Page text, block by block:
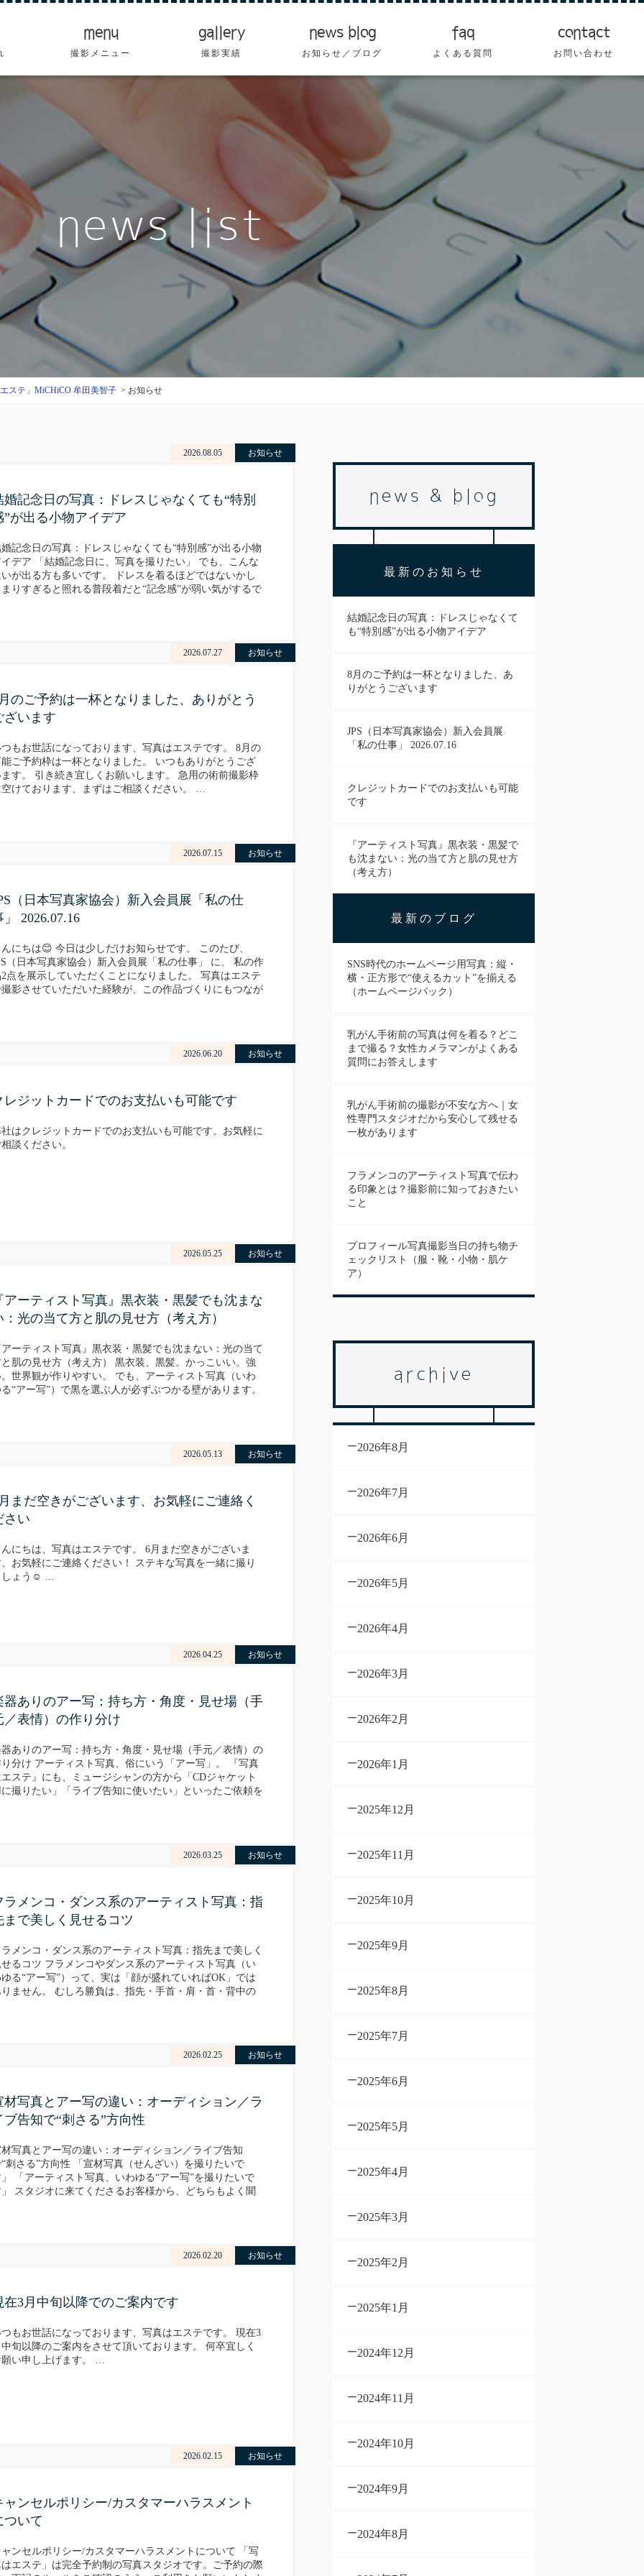
menu
撮影メニュー
gallery
撮影実績
news blog
お知らせ／ブログ
faq
よくある質問
contact
お問い合わせ
news list
ステ」MiCHiCO 牟田美智子 お知らせ
2026.08.05 お知らせ
婚記念日の写真：ドレスじゃなくても“特別
”が出る小物アイデア
記念日の写真：ドレスじゃなくても“特別感”が出る小物
デア 「結婚記念日に、写真を撮りたい」 でも、こんな
が出る方も多いです。 ドレスを着るほどではないかし
りすぎると照れる普段着だと“記念感”が弱い気がするで
2026.07.27 お知らせ
のご予約は一杯となりました、ありがとう
ざいます
もお世話になっております、写真はエステです。 8月の
ご予約枠は一杯となりました。 いつもありがとうござ
す。 引き続き宜しくお願いします。 急用の術前撮影枠
けております、まずはご相談ください。 …
2026.07.15 お知らせ
（日本写真家協会）新入会員展「私の仕
」 2026.07.16
にちは😊 今日は少しだけお知らせです。 このたび、
（日本写真家協会）新入会員展「私の仕事」 に、 私の作
点を展示していただくことになりました。 写真はエステ
影させていただいた経験が、この作品づくりにもつなが
2026.06.20 お知らせ
レジットカードでのお支払いも可能です
はクレジットカードでのお支払いも可能です。お気軽に
談ください。
2026.05.25 お知らせ
アーティスト写真』黒衣装・黒髪でも沈まな
：光の当て方と肌の見せ方（考え方）
ーティスト写真』黒衣装・黒髪でも沈まない：光の当て
肌の見せ方（考え方） 黒衣装、黒髪。かっこいい。強
世界観が作りやすい。 でも、アーティスト写真（いわ
“アー写”）で黒を選ぶ人が必ずぶつかる壁があります。
2026.05.13 お知らせ
まだ空きがございます、お気軽にご連絡く
さい
にちは、写真はエステです。 6月まだ空きがございま
お気軽にご連絡ください！ ステキな写真を一緒に撮り
しょう☺️ …
2026.04.25 お知らせ
器ありのアー写：持ち方・角度・見せ場（手
／表情）の作り分け
ありのアー写：持ち方・角度・見せ場（手元／表情）の
分け アーティスト写真、俗にいう「アー写」。 『写真
ステ』にも、ミュージシャンの方から「CDジャケット
撮りたい」「ライブ告知に使いたい」といったご依頼を
2026.03.25 お知らせ
ラメンコ・ダンス系のアーティスト写真：指
まで美しく見せるコツ
メンコ・ダンス系のアーティスト写真：指先まで美しく
るコツ フラメンコやダンス系のアーティスト写真（い
る“アー写”）って、実は「顔が盛れていればOK」では
ません。 むしろ勝負は、指先・手首・肩・首・背中の
2026.02.25 お知らせ
材写真とアー写の違い：オーディション／ラ
ブ告知で“刺さる”方向性
写真とアー写の違い：オーディション／ライブ告知
刺さる”方向性 「宣材写真（せんざい）を撮りたいで
「アーティスト写真、いわゆる“アー写”を撮りたいで
スタジオに来てくださるお客様から、どちらもよく聞
2026.02.20 お知らせ
在3月中旬以降でのご案内です
もお世話になっております、写真はエステです。 現在3
旬以降のご案内をさせて頂いております。 何卒宜しく
い申し上げます。 …
2026.02.15 お知らせ
ャンセルポリシー/カスタマーハラスメント
ついて
ンセルポリシー/カスタマーハラスメントについて 「写
エステ」は完全予約制の写真スタジオです。ご予約の際
news & blog
最新のお知らせ
結婚記念日の写真：ドレスじゃなくて
も“特別感”が出る小物アイデア
8月のご予約は一杯となりました、あ
りがとうございます
JPS（日本写真家協会）新入会員展
「私の仕事」 2026.07.16
クレジットカードでのお支払いも可能
です
『アーティスト写真』黒衣装・黒髪で
も沈まない：光の当て方と肌の見せ方
（考え方）
最新のブログ
SNS時代のホームページ用写真：縦・
横・正方形で“使えるカット”を揃える
（ホームページパック）
乳がん手術前の写真は何を着る？どこ
まで撮る？女性カメラマンがよくある
質問にお答えします
乳がん手術前の撮影が不安な方へ｜女
性専門スタジオだから安心して残せる
一枚があります
フラメンコのアーティスト写真で伝わ
る印象とは？撮影前に知っておきたい
こと
プロフィール写真撮影当日の持ち物チ
ェックリスト（服・靴・小物・肌ケ
ア）
archive
2026年8月
2026年7月
2026年6月
2026年5月
2026年4月
2026年3月
2026年2月
2026年1月
2025年12月
2025年11月
2025年10月
2025年9月
2025年8月
2025年7月
2025年6月
2025年5月
2025年4月
2025年3月
2025年2月
2025年1月
2024年12月
2024年11月
2024年10月
2024年9月
2024年8月